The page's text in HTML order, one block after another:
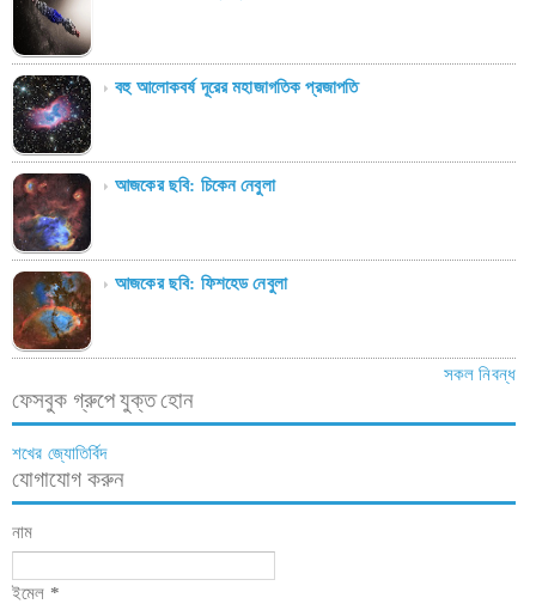
বহু আলোকবর্ষ দূরের মহাজাগতিক প্রজাপতি
আজকের ছবি: চিকেন নেবুলা
আজকের ছবি: ফিশহেড নেবুলা
সকল নিবন্ধ
ফেসবুক গ্রুপে যুক্ত হোন
শখের জ্যোতির্বিদ
যোগাযোগ করুন
নাম
ইমেল *